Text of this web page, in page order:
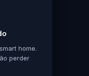
home.
perder